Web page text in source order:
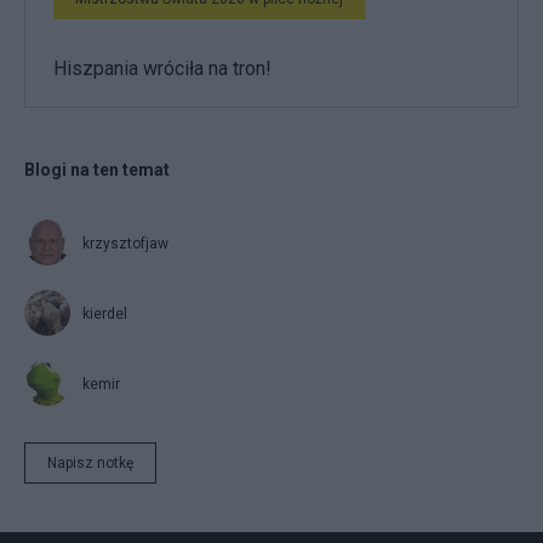
Hiszpania wróciła na tron!
Blogi na ten temat
krzysztofjaw
kierdel
kemir
Napisz notkę